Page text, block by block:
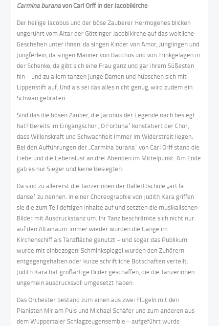
Carmina buranavon Carl Orff in der Jacobikirche
Der heilige Jacobus und der böse Zauberer Hermogenes blicken
ungerührt vom Altar der Göttinger Jacobikirche auf das weltliche
Geschehen unter ihnen: da singen Kinder von Amor, Jünglingen und
Jungferlein, da singen Männer von Bacchus und von Trinkgelagen in
der Schenke, da gibt sich eine Frau ganz und gar ihrem Süßesten
hin – und zu allem tanzen junge Damen und hübschen sich mit
Lippenstift auf. Und als sei das alles nicht genug, wird zudem ein
Schwan gebraten.
Sind das die bösen Zauber, die Jacobus der Legende nach besiegt
hat? Bereits im Eingangschor „O Fortuna“ konstatiert der Chor,
dass Willenskraft und Schwachheit immer im Widerstreit liegen.
Bei den Aufführungen der „Carmina burana“ von Carl Orff stand die
Liebe und die Lebenslust an drei Abenden im Mittelpunkt. Am Ende
gab es nur Sieger und keine Besiegten:
Da sind zu allererst die Tänzerinnen der Balletttschule „art la
danse“ zu nennen. In einer Choreographie von Judith Kara griffen
sie die zum Teil deftigen Inhalte auf und setzten die musikalischen
Bilder mit Ausdruckstanz um. Ihr Tanz beschränkte sich nicht nur
auf den Altarraum: immer wieder wurden die Gänge im
Kirchenschiff als Tanzfläche genutzt – und sogar das Publikum
wurde mit einbezogen: Schminkspiegel wurden den Zuhörern
entgegengehalten oder kurze schriftliche Botschaften verteilt.
Judith Kara hat großartige Bilder geschaffen, die die Tänzerinnen
ungemein ausdrucksvoll umgesetzt haben.
Das Orchester bestand zum einen aus zwei Flügeln mit den
Pianisten Miriam Puls und Michael Schäfer und zum anderen aus
dem Wuppertaler Schlagzeugensemble – aufgeführt wurde